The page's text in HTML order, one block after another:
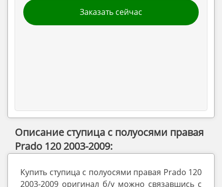
Заказать сейчас
Описание ступица с полуосями правая
Prado 120 2003-2009:
Купить ступица с полуосями правая Prado 120
2003-2009 оригинал б/у можно связавшись с